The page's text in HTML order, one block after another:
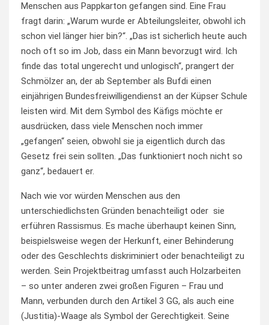
Menschen aus Pappkarton gefangen sind. Eine Frau
fragt darin: „Warum wurde er Abteilungsleiter, obwohl ich
schon viel länger hier bin?“. „Das ist sicherlich heute auch
noch oft so im Job, dass ein Mann bevorzugt wird. Ich
finde das total ungerecht und unlogisch“, prangert der
Schmölzer an, der ab September als Bufdi einen
einjährigen Bundesfreiwilligendienst an der Küpser Schule
leisten wird. Mit dem Symbol des Käfigs möchte er
ausdrücken, dass viele Menschen noch immer
„gefangen“ seien, obwohl sie ja eigentlich durch das
Gesetz frei sein sollten. „Das funktioniert noch nicht so
ganz“, bedauert er.
Nach wie vor würden Menschen aus den
unterschiedlichsten Gründen benachteiligt oder sie
erführen Rassismus. Es mache überhaupt keinen Sinn,
beispielsweise wegen der Herkunft, einer Behinderung
oder des Geschlechts diskriminiert oder benachteiligt zu
werden. Sein Projektbeitrag umfasst auch Holzarbeiten
– so unter anderen zwei großen Figuren – Frau und
Mann, verbunden durch den Artikel 3 GG, als auch eine
(Justitia)-Waage als Symbol der Gerechtigkeit. Seine